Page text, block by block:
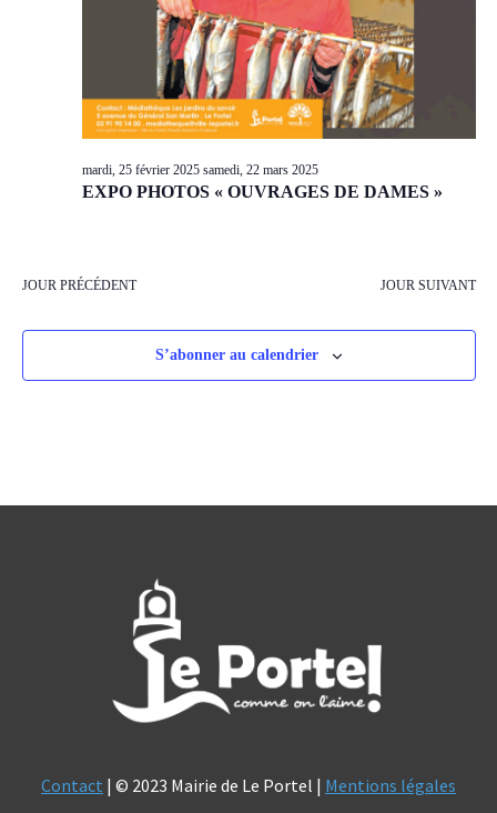
EXPO PHOTOS « OUVRAGES DE DAMES »
mardi, 25 février 2025 samedi, 22 mars 2025
JOUR PRÉCÉDENT JOUR SUIVANT
S’abonner au calendrier
Contact | © 2023 Mairie de Le Portel | Mentions légales